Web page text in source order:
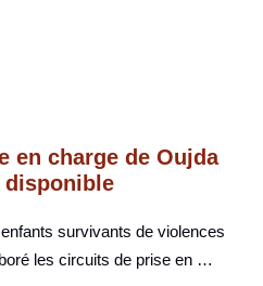
en charge de Oujda
disponible
survivants de violences
les circuits de prise en …